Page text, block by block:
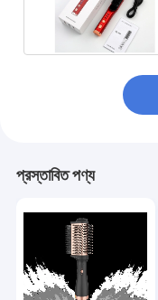
প্রস্তাবিত পণ্য